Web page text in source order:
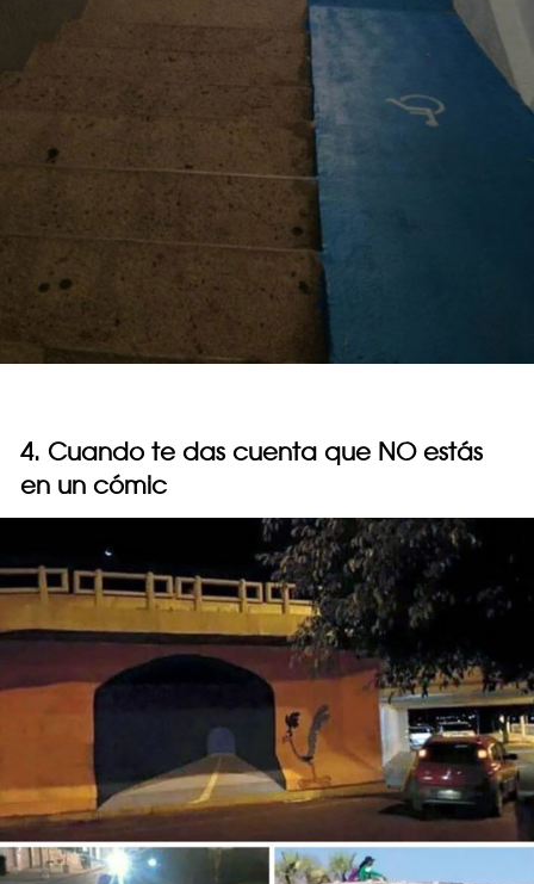
4. Cuando te das cuenta que NO estás
en un cómic